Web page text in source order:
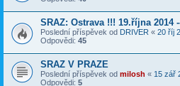
SRAZ: Ostrava !!! 19.října 2014
Poslední příspěvek od DRIVER « 20 říj
Odpovědi: 45
SRAZ V PRAZE
Poslední příspěvek od milosh « 15 zář
Odpovědi: 5